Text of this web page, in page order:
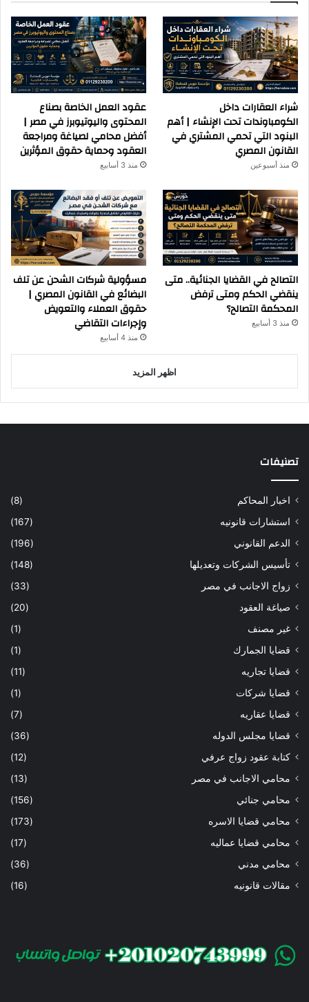
شراء العقارات داخل
الكومباوندات تحت الإنشاء | أهم
البنود التي تحمي المشتري في
القانون المصري
منذ أسبوعين
عقود العمل الخاصة بصناع
المحتوى واليوتيوبرز في مصر |
أفضل محامي لصياغة ومراجعة
العقود وحماية حقوق المؤثرين
منذ 3 أسابيع
التصالح في القضايا الجنائية.. متى
ينقضي الحكم ومتى ترفض
المحكمة التصالح؟
منذ 3 أسابيع
مسؤولية شركات الشحن عن تلف
البضائع في القانون المصري |
حقوق العملاء والتعويض
وإجراءات التقاضي
منذ 4 أسابيع
اظهر المزيد
تصنيفات
اخبار المحاكم
(8)
استشارات قانونيه
(167)
الدعم القانوني
(196)
تأسيس الشركات وتعديلها
(148)
زواج الاجانب في مصر
(33)
صياغة العقود
(20)
غير مصنف
(1)
قضايا الجمارك
(1)
قضايا تجاريه
(11)
قضايا شركات
(1)
قضايا عقاريه
(7)
قضايا مجلس الدوله
(36)
كتابة عقود زواج عرفي
(12)
محامي الاجانب في مصر
(13)
محامي جنائي
(156)
محامي قضايا الاسره
(173)
محامي قضايا عماليه
(17)
محامي مدني
(36)
مقالات قانونيه
(16)